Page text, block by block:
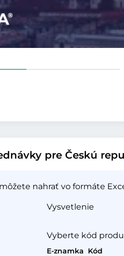
pre Českú
nahrať vo formáte
Vysvetlenie
Vyberte kód
E-znamka Kód